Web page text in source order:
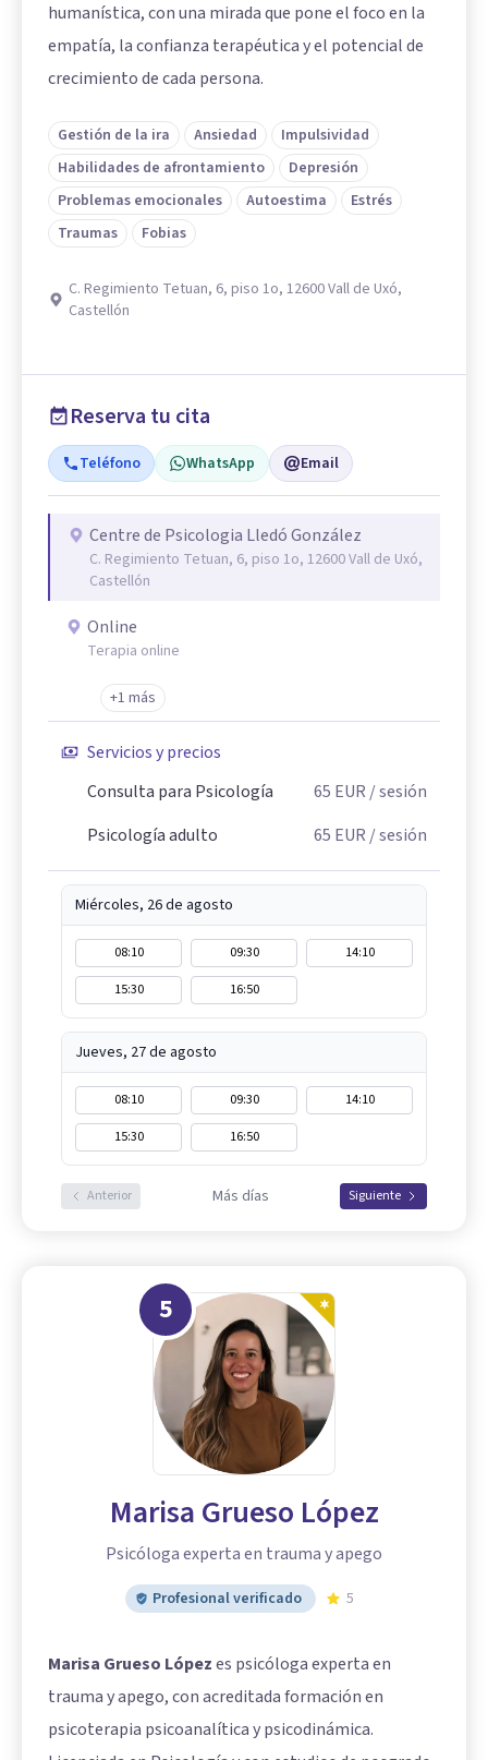
humanística, con una mirada que pone el foco en la
empatía, la confianza terapéutica y el potencial de
crecimiento de cada persona.
Gestión de la ira Ansiedad
Impulsividad
Habilidades de afrontamiento
Depresión
Problemas emocionales
Autoestima
Estrés
Traumas
Fobias
C. Regimiento Tetuan, 6, piso 1o, 12600 Vall de Uxó,
Castellón
Reserva tu cita
Teléfono WhatsApp Email
Centre de Psicologia Lledó González
C. Regimiento Tetuan, 6, piso 1o, 12600 Vall de Uxó,
Castellón
Online
Terapia online
+1 más
Servicios y precios
Consulta para Psicología
65 EUR / sesión
Psicología adulto
65 EUR / sesión
Miércoles, 26 de agosto
08:10 09:30
14:10
15:30
16:50
Jueves, 27 de agosto
08:10 09:30
14:10
15:30
16:50
Anterior Más días Siguiente
5
Marisa Grueso López
Psicóloga experta en trauma y apego
Profesional verificado 5
Marisa Grueso Lópezes psicóloga experta en
trauma y apego, con acreditada formación en
psicoterapia psicoanalítica y psicodinámica.